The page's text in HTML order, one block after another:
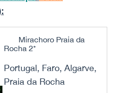
Mirachoro Praia da
Rocha 2*
Portugal, Faro, Algarve,
Praia da Rocha